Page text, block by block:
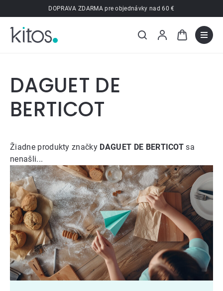
na
obsah
DOPRAVA ZDARMA pre objednávky nad 60 €
DAGUET DE
BERTICOT
Žiadne produkty značky DAGUET DE BERTICOT sa
nenašli...